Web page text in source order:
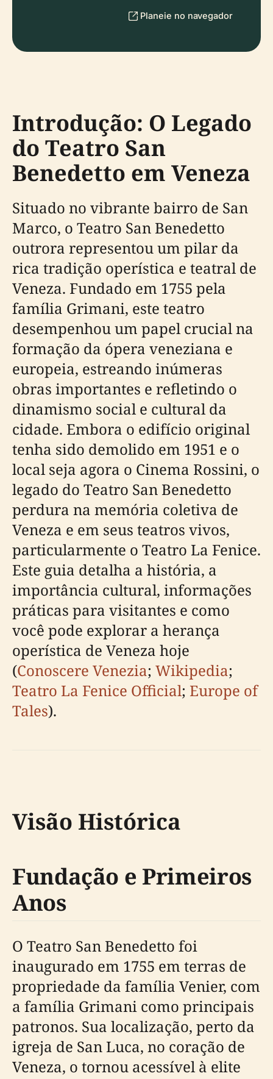
Planeie no navegador
Introdução: O Legado
do Teatro San
Benedetto em Veneza
Situado no vibrante bairro de San
Marco, o Teatro San Benedetto
outrora representou um pilar da
rica tradição operística e teatral de
Veneza. Fundado em 1755 pela
família Grimani, este teatro
desempenhou um papel crucial na
formação da ópera veneziana e
europeia, estreando inúmeras
obras importantes e refletindo o
dinamismo social e cultural da
cidade. Embora o edifício original
tenha sido demolido em 1951 e o
local seja agora o Cinema Rossini, o
legado do Teatro San Benedetto
perdura na memória coletiva de
Veneza e em seus teatros vivos,
particularmente o Teatro La Fenice.
Este guia detalha a história, a
importância cultural, informações
práticas para visitantes e como
você pode explorar a herança
operística de Veneza hoje
(Conoscere Venezia; Wikipedia;
Teatro La Fenice Official; Europe of
Tales).
Visão Histórica
Fundação e Primeiros
Anos
O Teatro San Benedetto foi
inaugurado em 1755 em terras de
propriedade da família Venier, com
a família Grimani como principais
patronos. Sua localização, perto da
igreja de San Luca, no coração de
Veneza, o tornou acessível à elite